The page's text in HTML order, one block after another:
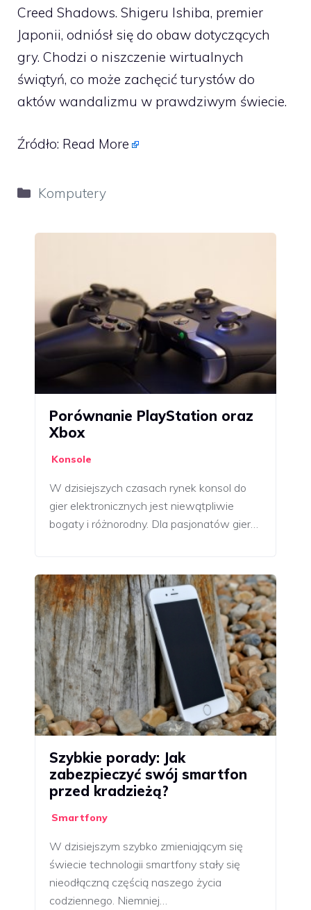
Creed Shadows. Shigeru Ishiba, premier
Japonii, odniósł się do obaw dotyczących
gry. Chodzi o niszczenie wirtualnych
świątyń, co może zachęcić turystów do
aktów wandalizmu w prawdziwym świecie.
Źródło: Read More
Kategorie
Komputery
Porównanie PlayStation oraz
Xbox
Konsole
W dzisiejszych czasach rynek konsol do
gier elektronicznych jest niewątpliwie
bogaty i różnorodny. Dla pasjonatów gier…
Szybkie porady: Jak
zabezpieczyć swój smartfon
przed kradzieżą?
Smartfony
W dzisiejszym szybko zmieniającym się
świecie technologii smartfony stały się
nieodłączną częścią naszego życia
codziennego. Niemniej…